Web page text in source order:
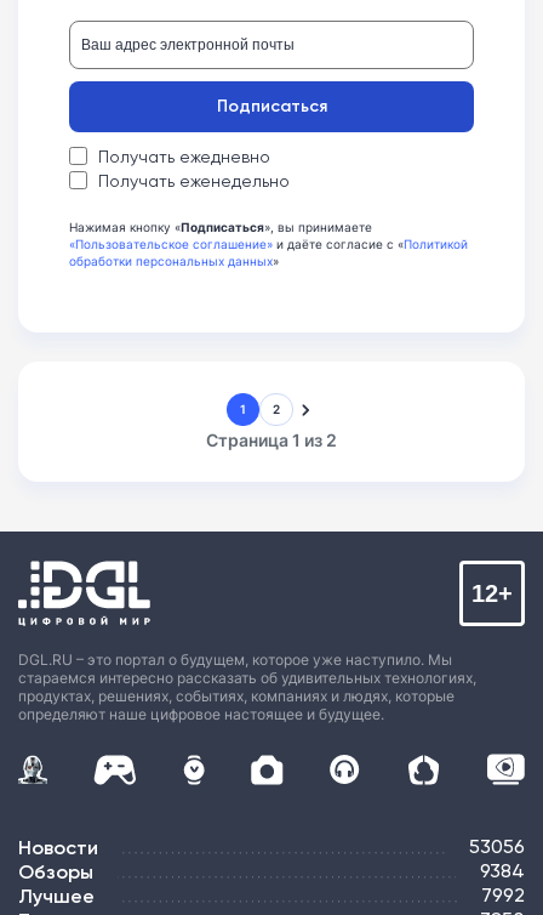
Получать ежедневно
Получать еженедельно
Подписаться
Нажимая кнопку «Подписаться», вы принимаете
«Пользовательское соглашение» и даёте согласие с «Политикой
обработки персональных данных»
1 2
Страница 1 из 2
DGL.RU – это портал о будущем, которое уже наступило. Мы
стараемся интересно рассказать об удивительных технологиях,
продуктах, решениях, событиях, компаниях и людях, которые
определяют наше цифровое настоящее и будущее.
12+
Новости 53056
Обзоры 9384
Лучшее 7992